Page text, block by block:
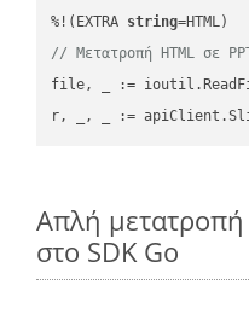
%!(EXTRA string
// Μετατροπή HTML σε
file, _ :=
r, _, _ :=
Απλή μετατροπή
στο SDK Go